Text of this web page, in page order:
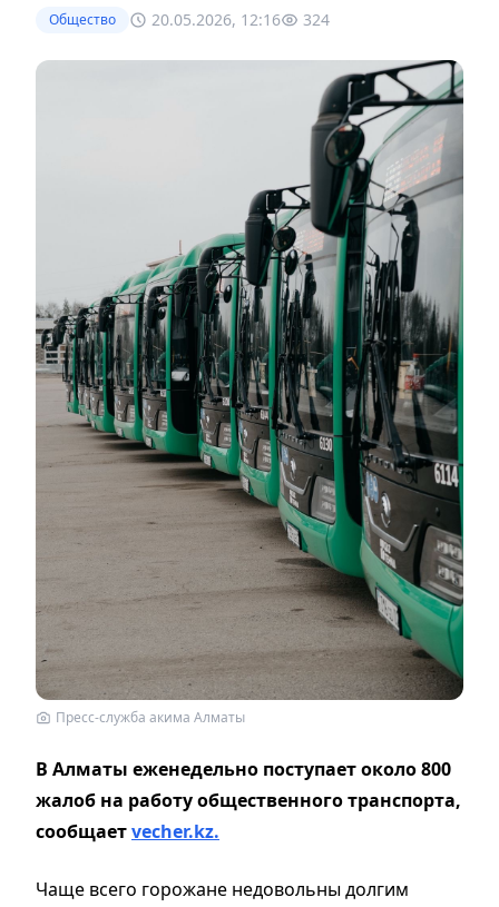
Общество 20.05.2026, 12:16 324
Пресс-служба акима Алматы
В Алматы еженедельно поступает около 800
жалоб на работу общественного транспорта,
сообщаетvecher.kz.
Чаще всего горожане недовольны долгим